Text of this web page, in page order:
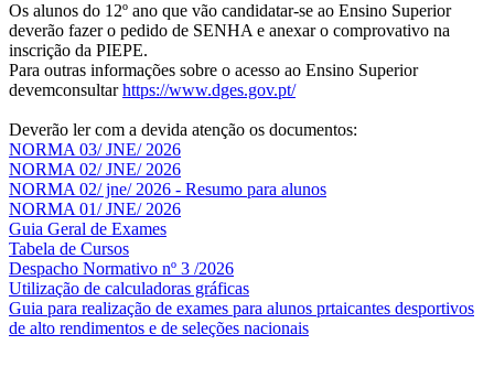
Os alunos do 12º ano que vão candidatar-se ao Ensino Superior
deverão fazer o pedido de SENHA e anexar o comprovativo na
inscrição da PIEPE.
Para outras informações sobre o acesso ao Ensino Superior
devemconsultarhttps://www.dges.gov.pt/
Deverão ler com a devida atenção os documentos:
NORMA 03/ JNE/ 2026
NORMA 02/ JNE/ 2026
NORMA 02/ jne/ 2026 - Resumo para alunos
NORMA 01/ JNE/ 2026
Guia Geral de Exames
Tabela de Cursos
Despacho Normativo nº 3 /2026
Utilização de calculadoras gráficas
Guia para realização de exames para alunos prtaicantes desportivos
de alto rendimentos e de seleções nacionais